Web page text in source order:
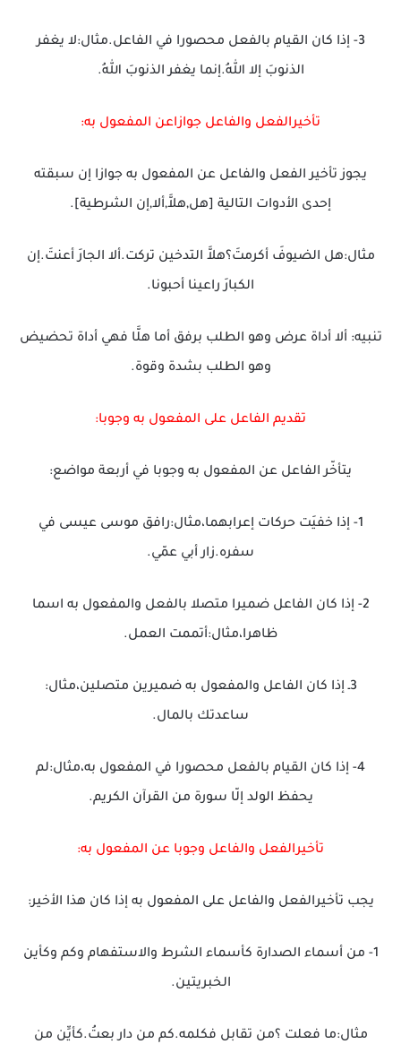
3- إذا كان القيام بالفعل محصورا في الفاعل.مثال:لا يغفر
الذنوبَ إلا اللهُ.إنما يغفر الذنوبَ اللهُ.
تأخيرالفعل والفاعل جوازاعن المفعول به:
يجوز تأخير الفعل والفاعل عن المفعول به جوازا إن سبقته
إحدى الأدوات التالية [هل,هلاَّ,ألا,إن الشرطية].
مثال:هل الضيوفَ أكرمتَ؟هلاَّ التدخين تركت.ألا الجارَ أعنتَ.إن
الكبارَ راعينا أحبونا.
تنبيه: ألا أداة عرض وهو الطلب برفق أما هلَّا فهي أداة تحضيض
وهو الطلب بشدة وقوة.
تقديم الفاعل على المفعول به وجوبا:
يتأخّر الفاعل عن المفعول به وجوبا في أربعة مواضع:
1- إذا خفيَت حركات إعرابهما،مثال:رافق موسى عيسى في
سفره.زار أبي عمّي.
2- إذا كان الفاعل ضميرا متصلا بالفعل والمفعول به اسما
ظاهرا،مثال:أتممت العمل.
3ـ إذا كان الفاعل والمفعول به ضميرين متصلين،مثال:
ساعدتك بالمال.
4- إذا كان القيام بالفعل محصورا في المفعول به،مثال:لم
يحفظ الولد إلّا سورة من القرآن الكريم.
تأخيرالفعل والفاعل وجوبا عن المفعول به:
يجب تأخيرالفعل والفاعل على المفعول به إذا كان هذا الأخير:
1- من أسماء الصدارة كأسماء الشرط والاستفهام وكم وكأين
الخبريتين.
مثال:ما فعلت ؟من تقابل فكلمه.كم من دار بعتُ.كأيِّن من